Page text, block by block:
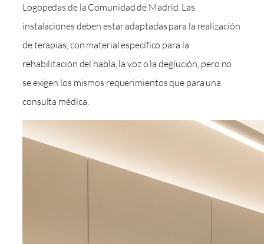
Logopedas de la Comunidad de Madrid. Las
instalaciones deben estar adaptadas para la realización
de terapias, con material específico para la
rehabilitación del habla, la voz o la deglución, pero no
se exigen los mismos requerimientos que para una
consulta médica.